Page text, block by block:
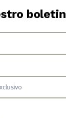
boletin